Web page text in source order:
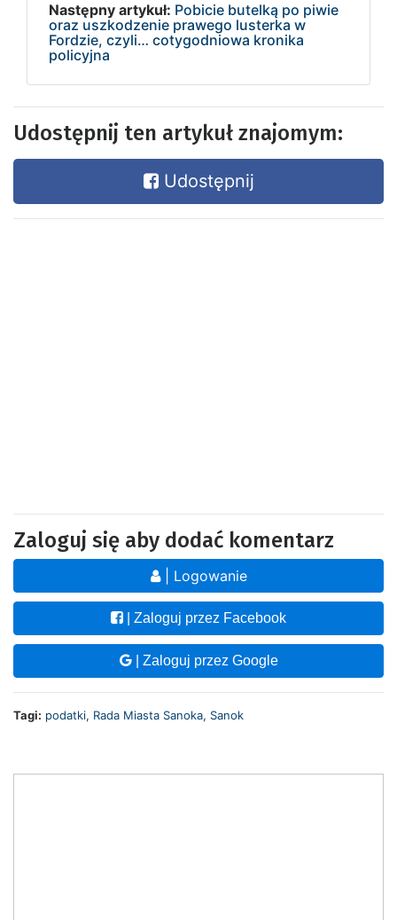
Następny artykuł: Pobicie butelką po piwie
oraz uszkodzenie prawego lusterka w
Fordzie, czyli… cotygodniowa kronika
policyjna
Udostępnij ten artykuł znajomym:
Udostępnij
Zaloguj się aby dodać komentarz
| Logowanie
| Zaloguj przez Facebook
| Zaloguj przez Google
Tagi: podatki, Rada Miasta Sanoka, Sanok